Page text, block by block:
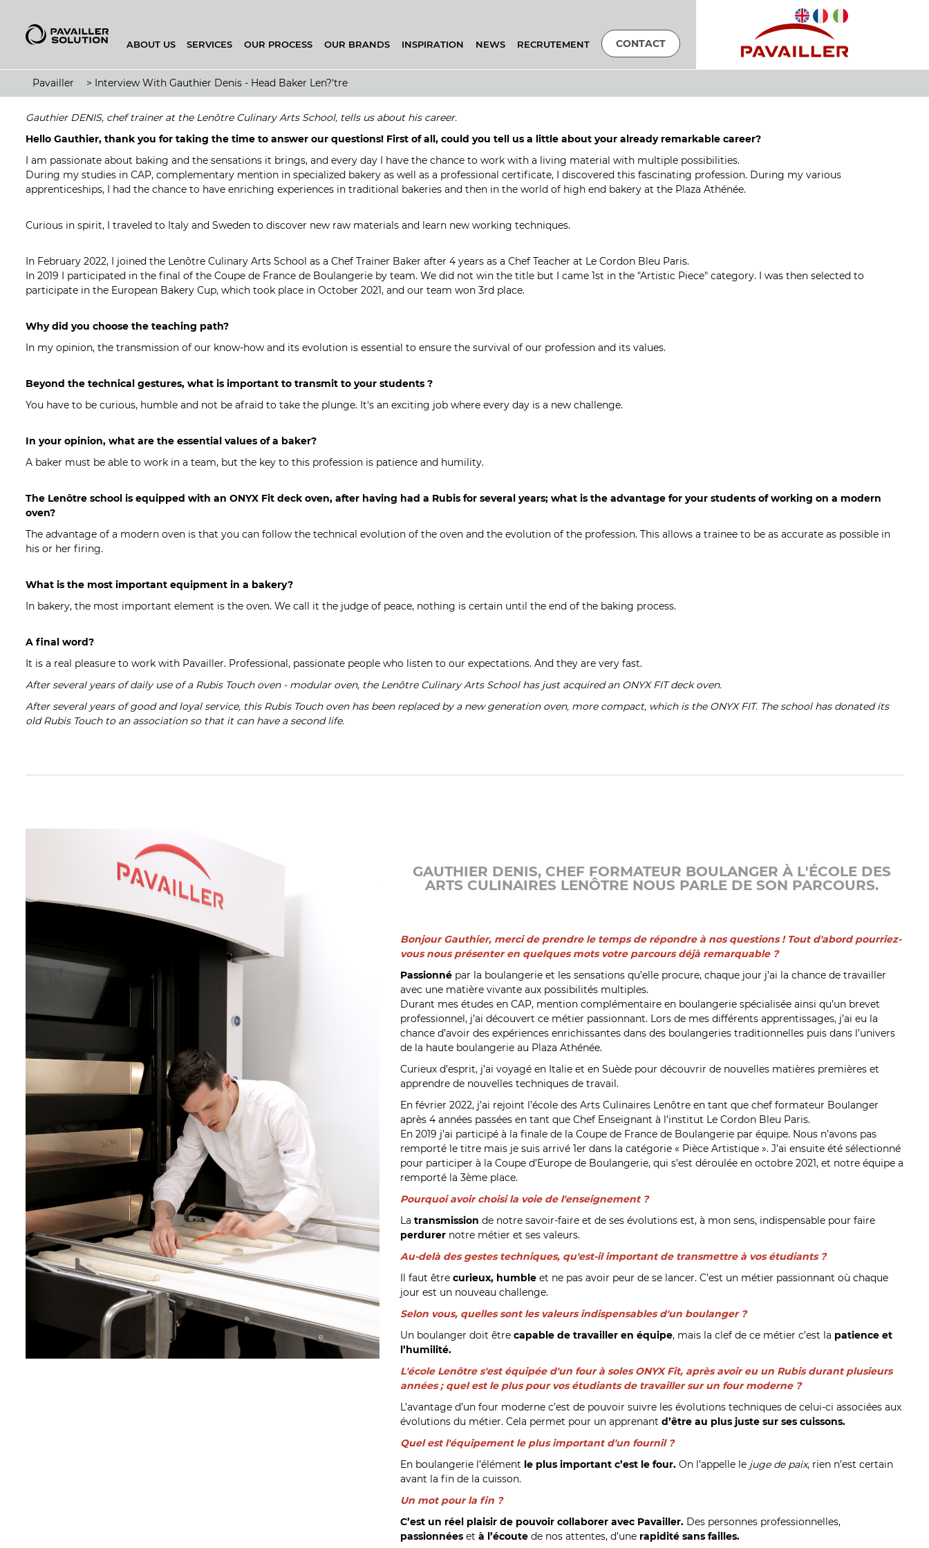
ABOUT US SERVICES OUR PROCESS OUR BRANDS INSPIRATION NEWS RECRUTEMENT CONTACT
Pavailler > Interview With Gauthier Denis - Head Baker Len?'tre
Gauthier DENIS, chef trainer at the Lenôtre Culinary Arts School, tells us about his career.
Hello Gauthier, thank you for taking the time to answer our questions! First of all, could you tell us a little about your already remarkable career?
I am passionate about baking and the sensations it brings, and every day I have the chance to work with a living material with multiple possibilities.
During my studies in CAP, complementary mention in specialized bakery as well as a professional certificate, I discovered this fascinating profession. During my various
apprenticeships, I had the chance to have enriching experiences in traditional bakeries and then in the world of high end bakery at the Plaza Athénée.
Curious in spirit, I traveled to Italy and Sweden to discover new raw materials and learn new working techniques.
In February 2022, I joined the Lenôtre Culinary Arts School as a Chef Trainer Baker after 4 years as a Chef Teacher at Le Cordon Bleu Paris.
In 2019 I participated in the final of the Coupe de France de Boulangerie by team. We did not win the title but I came 1st in the "Artistic Piece" category. I was then selected to
participate in the European Bakery Cup, which took place in October 2021, and our team won 3rd place.
Why did you choose the teaching path?
In my opinion, the transmission of our know-how and its evolution is essential to ensure the survival of our profession and its values.
Beyond the technical gestures, what is important to transmit to your students ?
You have to be curious, humble and not be afraid to take the plunge. It's an exciting job where every day is a new challenge.
In your opinion, what are the essential values of a baker?
A baker must be able to work in a team, but the key to this profession is patience and humility.
The Lenôtre school is equipped with an ONYX Fit deck oven, after having had a Rubis for several years; what is the advantage for your students of working on a modern
oven?
The advantage of a modern oven is that you can follow the technical evolution of the oven and the evolution of the profession. This allows a trainee to be as accurate as possible in
his or her firing.
What is the most important equipment in a bakery?
In bakery, the most important element is the oven. We call it the judge of peace, nothing is certain until the end of the baking process.
A final word?
It is a real pleasure to work with Pavailler. Professional, passionate people who listen to our expectations. And they are very fast.
After several years of daily use of a Rubis Touch oven - modular oven, the Lenôtre Culinary Arts School has just acquired an ONYX FIT deck oven.
After several years of good and loyal service, this Rubis Touch oven has been replaced by a new generation oven, more compact, which is the ONYX FIT. The school has donated its
old Rubis Touch to an association so that it can have a second life.
GAUTHIER DENIS, CHEF FORMATEUR BOULANGER À L'ÉCOLE DES
ARTS CULINAIRES LENÔTRE NOUS PARLE DE SON PARCOURS.
Bonjour Gauthier, merci de prendre le temps de répondre à nos questions ! Tout d'abord pourriez-
vous nous présenter en quelques mots votre parcours déjà remarquable ?
Passionnépar la boulangerie et les sensations qu’elle procure, chaque jour j’ai la chance de travailler
avec une matière vivante aux possibilités multiples.
Durant mes études en CAP, mention complémentaire en boulangerie spécialisée ainsi qu’un brevet
professionnel, j’ai découvert ce métier passionnant. Lors de mes différents apprentissages, j’ai eu la
chance d’avoir des expériences enrichissantes dans des boulangeries traditionnelles puis dans l’univers
de la haute boulangerie au Plaza Athénée.
Curieux d’esprit, j’ai voyagé en Italie et en Suède pour découvrir de nouvelles matières premières et
apprendre de nouvelles techniques de travail.
En février 2022, j’ai rejoint l’école des Arts Culinaires Lenôtre en tant que chef formateur Boulanger
après 4 années passées en tant que Chef Enseignant à l’institut Le Cordon Bleu Paris.
En 2019 j’ai participé à la finale de la Coupe de France de Boulangerie par équipe. Nous n’avons pas
remporté le titre mais je suis arrivé 1er dans la catégorie « Pièce Artistique ». J’ai ensuite été sélectionné
pour participer à la Coupe d’Europe de Boulangerie, qui s’est déroulée en octobre 2021, et notre équipe a
remporté la 3ème place.
Pourquoi avoir choisi la voie de l'enseignement ?
La transmission de notre savoir-faire et de ses évolutions est, à mon sens, indispensable pour faire
perdurernotre métier et ses valeurs.
Au-delà des gestes techniques, qu'est-il important de transmettre à vos étudiants ?
Il faut être curieux, humbleet ne pas avoir peur de se lancer. C’est un métier passionnant où chaque
jour est un nouveau challenge.
Selon vous, quelles sont les valeurs indispensables d'un boulanger ?
Un boulanger doit être capable de travailler en équipe, mais la clef de ce métier c’est la patience et
l’humilité.
L'école Lenôtre s'est équipée d'un four à soles ONYX Fit, après avoir eu un Rubis durant plusieurs
années ; quel est le plus pour vos étudiants de travailler sur un four moderne ?
L’avantage d’un four moderne c’est de pouvoir suivre les évolutions techniques de celui-ci associées aux
évolutions du métier. Cela permet pour un apprenant d’être au plus juste sur ses cuissons.
Quel est l'équipement le plus important d'un fournil ?
En boulangerie l’élément le plus important c’est le four.On l’appelle le juge de paix, rien n’est certain
avant la fin de la cuisson.
Un mot pour la fin ?
C’est un réel plaisir de pouvoir collaborer avec Pavailler.Des personnes professionnelles,
passionnéeset à l’écoute de nos attentes, d’une rapidité sans failles.